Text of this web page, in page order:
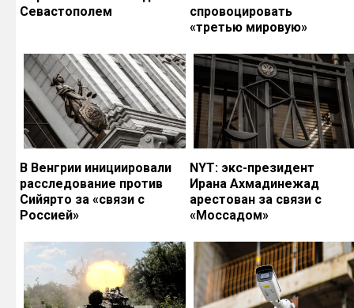
Севастополем
спровоцировать
«третью мировую»
В Венгрии инициировали
расследование против
Сийярто за «связи с
Россией»
NYT: экс-президент
Ирана Ахмадинежад
арестован за связи с
«Моссадом»